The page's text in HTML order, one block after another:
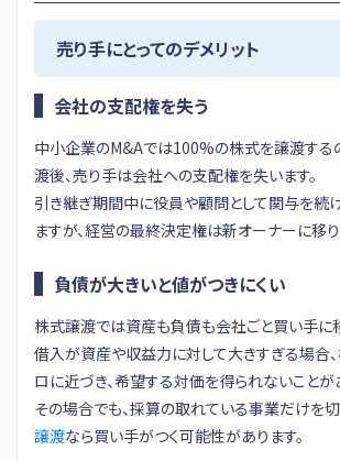
売り手にとってのデメリット
会社の支配権を失う
中小企業のM&Aでは100%の株式を譲渡する
渡後、売り手は会社への支配権を失います。
引き継ぎ期間中に役員や顧問として関与を続
ますが、経営の最終決定権は新オーナーに移り
負債が大きいと値がつきにくい
株式譲渡では資産も負債も会社ごと買い手に
借入が資産や収益力に対して大きすぎる場合
ロに近づき、希望する対価を得られないことが
その場合でも、採算の取れている事業だけを
譲渡なら買い手がつく可能性があります。